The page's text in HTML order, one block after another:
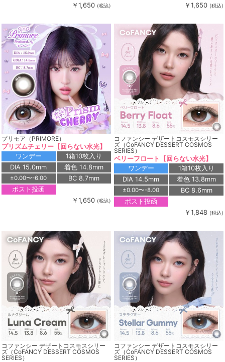
￥1,650 (税込)
￥1,650 (税込)
プリモア（PRIMORE）
プリズムチェリー【回らない水光】
ワンデー
1箱10枚入り
DIA 15.0mm
着色 14.8mm
±0.00〜-6.00
BC 8.7mm
ポスト投函
￥1,650 (税込)
コファンシー デザートコスモスシリー
ズ（CoFANCY DESSERT COSMOS
SERIES）
ベリーフロート【回らない水光】
ワンデー
1箱10枚入り
DIA 14.5mm
着色 13.8mm
±0.00〜-8.00
BC 8.6mm
ポスト投函
￥1,848 (税込)
コファンシー デザートコスモスシリー
ズ（CoFANCY DESSERT COSMOS
SERIES）
コファンシー デザートコスモスシリー
ズ（CoFANCY DESSERT COSMOS
SERIES）